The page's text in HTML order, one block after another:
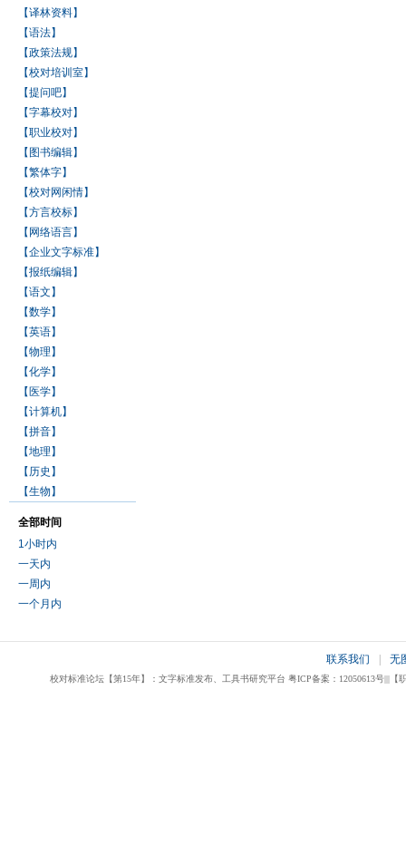
【译林资料】
【语法】
【政策法规】
【校对培训室】
【提问吧】
【字幕校对】
【职业校对】
【图书编辑】
【繁体字】
【校对网闲情】
【方言校标】
【网络语言】
【企业文字标准】
【报纸编辑】
【语文】
【数学】
【英语】
【物理】
【化学】
【医学】
【计算机】
【拼音】
【地理】
【历史】
【生物】
全部时间
1小时内
一天内
一周内
一个月内
联系我们 无
校对标准论坛【第15年】：文字标准发布、工具书研究平台 粤ICP备案：12050613号|||【